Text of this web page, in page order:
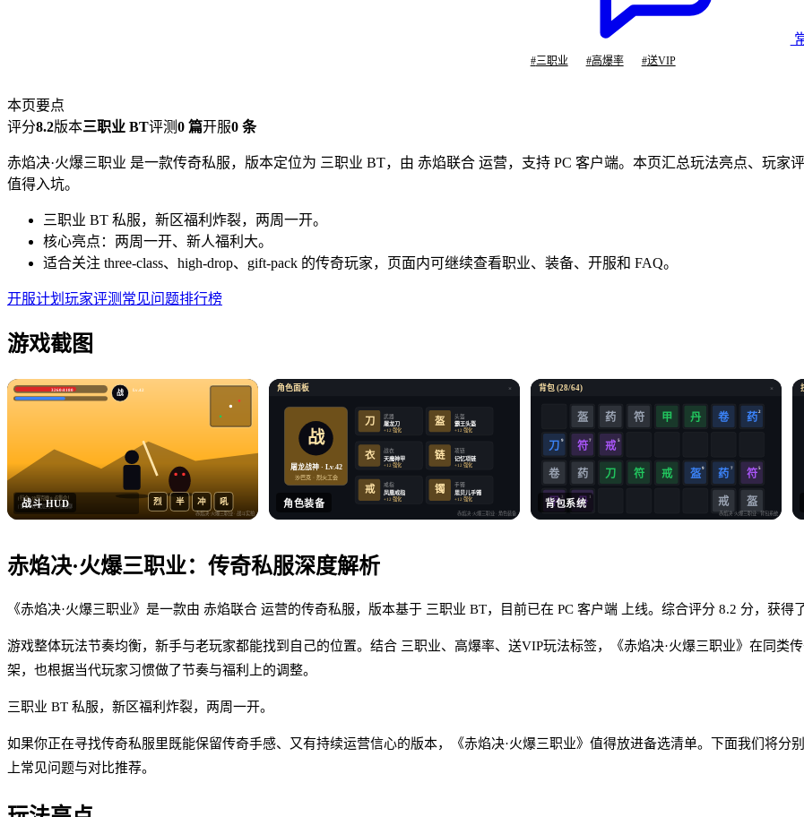
#三职业 #高爆率 #送VIP
本页要点
评分8.2版本三职业 BT评测0 篇开服0 条
赤焰决·火爆三职业 是一款传奇私服，版本定位为 三职业 BT，由 赤焰联合 运营，支持 PC 客户端。本页汇总玩法亮点、玩
值得入坑。
三职业 BT 私服，新区福利炸裂，两周一开。
核心亮点：两周一开、新人福利大。
适合关注 three-class、high-drop、gift-pack 的传奇玩家，页面内可继续查看职业、装备、开服和 FAQ。
开服计划 玩家评测 常见问题排行榜
游戏截图
3260/4180 战 Lv.42
烈 半 冲 吼
[行会] 沙巴克晚 8 点集合！
[世界] 收 屠龙刀，价格私聊
赤焰决·火爆三职业 · 战斗实拍
战斗 HUD
角色面板 ×
战
屠龙战神 · Lv.42
沙巴克 · 烈火工会
刀
武器
屠龙刀
+12 强化
盔
头盔
霸王头盔
+12 强化
衣
战衣
天魔神甲
+12 强化
链
项链
记忆项链
+12 强化
戒
戒指
凤凰戒指
+12 强化
镯
手镯
思贝儿手镯
+12 强化
赤焰决·火爆三职业 · 角色装备
角色装备
背包 (28/64) ×
盔 药 符 甲 丹 卷 药 2
刀 9 符 7 戒5
卷 药 刀 符 戒 盔 9 药 7 符 5
甲 3 丹 1 戒 盔
赤焰决·火爆三职业· 背包系统
背包系统
赤焰决·火爆三职业： 传奇私服深度解析
《赤焰决·火爆三职业》是一款由 赤焰联合 运营的传奇私服，版本基于 三职业 BT，目前已在 PC 客户端 上线。综合评分 8.2 分，获得
游戏整体玩法节奏均衡，新手与老玩家都能找到自己的位置。结合 三职业、高爆率、送VIP玩法标签，《赤焰决·火爆三职业》在同类
架，也根据当代玩家习惯做了节奏与福利上的调整。
三职业 BT 私服，新区福利炸裂，两周一开。
如果你正在寻找传奇私服里既能保留传奇手感、又有持续运营信心的版本，《赤焰决·火爆三职业》值得放进备选清单。下面我们将
上常见问题与对比推荐。